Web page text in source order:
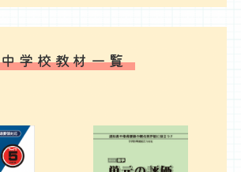
中学校教材一覧